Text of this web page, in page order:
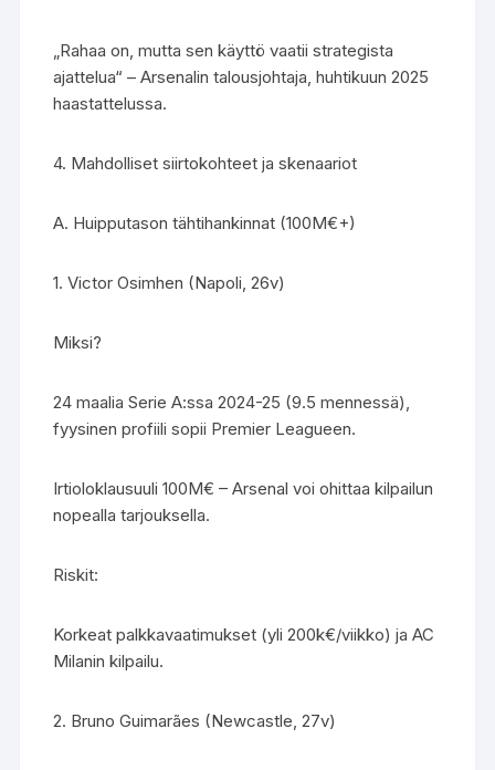
„Rahaa on, mutta sen käyttö vaatii strategista
ajattelua“ – Arsenalin talousjohtaja, huhtikuun 2025
haastattelussa.
4. Mahdolliset siirtokohteet ja skenaariot
A. Huipputason tähtihankinnat (100M€+)
1. Victor Osimhen (Napoli, 26v)
Miksi?
24 maalia Serie A:ssa 2024-25 (9.5 mennessä),
fyysinen profiili sopii Premier Leagueen.
Irtioloklausuuli 100M€ – Arsenal voi ohittaa kilpailun
nopealla tarjouksella.
Riskit:
Korkeat palkkavaatimukset (yli 200k€/viikko) ja AC
Milanin kilpailu.
2. Bruno Guimarães (Newcastle, 27v)